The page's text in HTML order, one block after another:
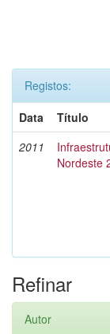
Registos:
Data
Título
2011
Nordeste
Refinar
Autor